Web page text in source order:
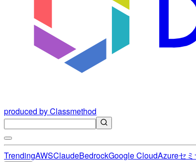
produced by Classmethod
TrendingAWSClaudeBedrockGoogle CloudAzureセ